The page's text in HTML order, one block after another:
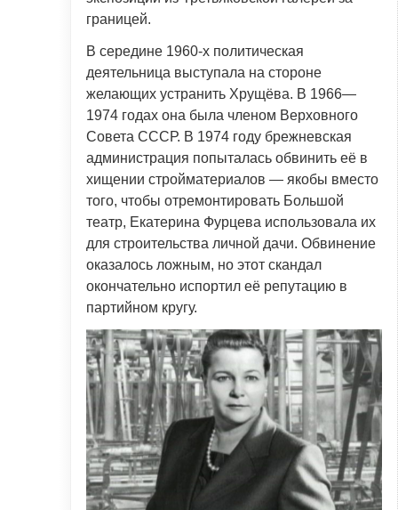
границей.
В середине 1960-х политическая
деятельница выступала на стороне
желающих устранить Хрущёва. В 1966—
1974 годах она была членом Верховного
Совета СССР. В 1974 году брежневская
администрация попыталась обвинить её в
хищении стройматериалов — якобы вместо
того, чтобы отремонтировать Большой
театр, Екатерина Фурцева использовала их
для строительства личной дачи. Обвинение
оказалось ложным, но этот скандал
окончательно испортил её репутацию в
партийном кругу.